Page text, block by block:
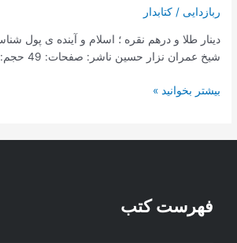
ربازدایی /کتابدار
دینار طلا و درهم نقره ؛ اسلام و آینده ی پول
شیخ عمران نزار حسین ناشر: صفحات: 49 حجم: 276 کیلوبایت دانلود
بیشتر بخوانید »
فهرست کتب